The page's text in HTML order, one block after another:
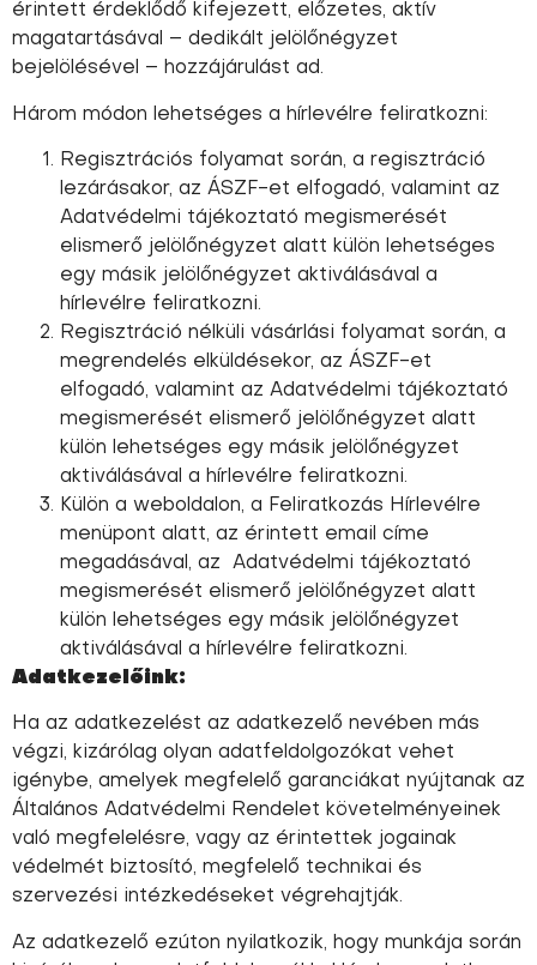
érintett érdeklődő kifejezett, előzetes, aktív
magatartásával – dedikált jelölőnégyzet
bejelölésével – hozzájárulást ad.
Három módon lehetséges a hírlevélre feliratkozni:
Regisztrációs folyamat során, a regisztráció
lezárásakor, az ÁSZF-et elfogadó, valamint az
Adatvédelmi tájékoztató megismerését
elismerő jelölőnégyzet alatt külön lehetséges
egy másik jelölőnégyzet aktiválásával a
hírlevélre feliratkozni.
Regisztráció nélküli vásárlási folyamat során, a
megrendelés elküldésekor, az ÁSZF-et
elfogadó, valamint az Adatvédelmi tájékoztató
megismerését elismerő jelölőnégyzet alatt
külön lehetséges egy másik jelölőnégyzet
aktiválásával a hírlevélre feliratkozni.
Külön a weboldalon, a Feliratkozás Hírlevélre
menüpont alatt, az érintett email címe
megadásával, az
Adatvédelmi tájékoztató
megismerését elismerő jelölőnégyzet alatt
külön lehetséges egy másik jelölőnégyzet
aktiválásával a hírlevélre feliratkozni.
Adatkezelőink:
Ha az adatkezelést az adatkezelő nevében más
végzi, kizárólag olyan adatfeldolgozókat vehet
igénybe, amelyek megfelelő garanciákat nyújtanak az
Általános Adatvédelmi Rendelet követelményeinek
való megfelelésre, vagy az érintettek jogainak
védelmét biztosító, megfelelő technikai és
szervezési intézkedéseket végrehajtják.
Az adatkezelő ezúton nyilatkozik, hogy munkája során